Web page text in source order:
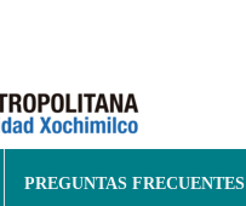
PREGUNTAS FRECUENTES